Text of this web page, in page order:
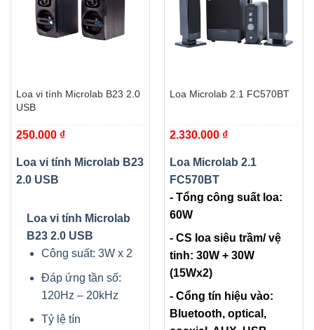
Loa vi tính Microlab B23 2.0
USB
250.000 ₫
Loa vi tính Microlab B23
2.0 USB
Loa vi tính Microlab
B23 2.0 USB
Công suất: 3W x 2
Đáp ứng tần số:
120Hz – 20kHz
Tỷ lệ tín
Loa Microlab 2.1 FC570BT
2.330.000 ₫
Loa Microlab 2.1
FC570BT
- Tổng công suất loa:
60W
- CS loa siêu trầm/ vệ
tinh: 30W + 30W
(15Wx2)
- Cổng tín hiệu vào:
Bluetooth, optical,